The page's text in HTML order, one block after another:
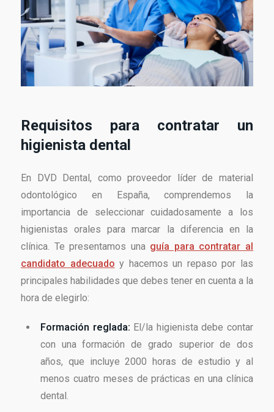
Requisitos para contratar un
higienista dental
En DVD Dental, como proveedor líder de material
odontológico en España, comprendemos la
importancia de seleccionar cuidadosamente a los
higienistas orales para marcar la diferencia en la
clínica. Te presentamos una guía para contratar al
candidato adecuado y hacemos un repaso por las
principales habilidades que debes tener en cuenta a la
hora de elegirlo:
Formación reglada: El/la higienista debe contar
con una formación de grado superior de dos
años, que incluye 2000 horas de estudio y al
menos cuatro meses de prácticas en una clínica
dental.